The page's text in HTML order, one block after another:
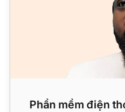
Phần mềm điện